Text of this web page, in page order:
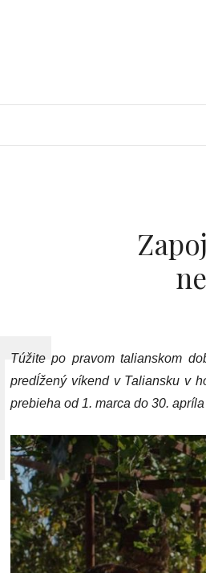
Túžite po pravom talianskom
predĺžený víkend v Taliansku v
prebieha od 1. marca do 30.